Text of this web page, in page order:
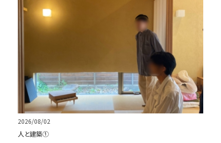
2026/08/02
人と建築①